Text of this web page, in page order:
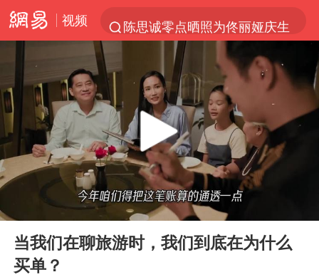
视频
陈思诚零点晒照为佟丽娅庆生
郑丽文：台湾从来没有“独立”过
情侣在平潭拍日出时坠崖致一死一伤
茅台部分直营店飞天茅台提价
白海豚将正面袭击贯穿浙江
酒店回应车内过夜被收150元
黄金牛市回来了吗
Play
当我们在聊旅游时，我们到底在为什么
买单？